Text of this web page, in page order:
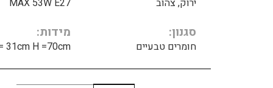
סגנון
חומרים טבעיים
מידות
31cm H =70cm